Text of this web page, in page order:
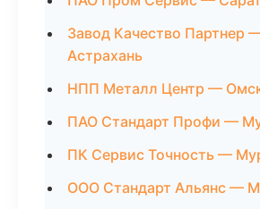
Завод Качество Партнер
Астрахань
НПП Металл Центр —
ПАО Стандарт Профи —
ПК Сервис Точность —
ООО Стандарт Альянс —